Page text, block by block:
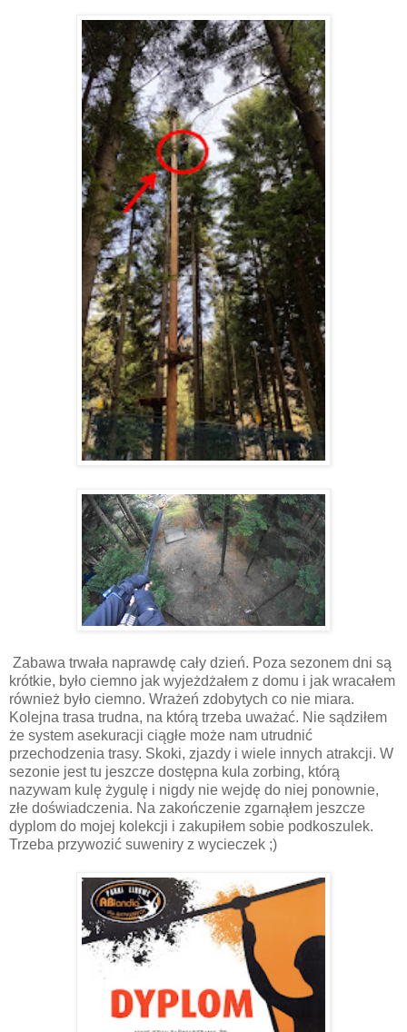
Zabawa trwała naprawdę cały dzień. Poza sezonem dni są
krótkie, było ciemno jak wyjeżdżałem z domu i jak wracałem
również było ciemno. Wrażeń zdobytych co nie miara.
Kolejna trasa trudna, na którą trzeba uważać. Nie sądziłem
że system asekuracji ciągłe może nam utrudnić
przechodzenia trasy. Skoki, zjazdy i wiele innych atrakcji. W
sezonie jest tu jeszcze dostępna kula zorbing, którą
nazywam kulę żygulę i nigdy nie wejdę do niej ponownie,
złe doświadczenia. Na zakończenie zgarnąłem jeszcze
dyplom do mojej kolekcji i zakupiłem sobie podkoszulek.
Trzeba przywozić suweniry z wycieczek ;)